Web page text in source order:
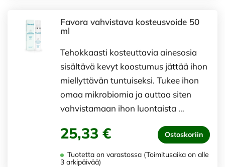
Favora vahvistava kosteusvoide 50
ml
Tehokkaasti kosteuttavia ainesosia
sisältävä kevyt koostumus jättää ihon
miellyttävän tuntuiseksi. Tukee ihon
omaa mikrobiomia ja auttaa siten
vahvistamaan ihon luontaista …
25,33 € Ostoskoriin
Tuotetta on varastossa (Toimitusaika on alle
3 arkipäivää)